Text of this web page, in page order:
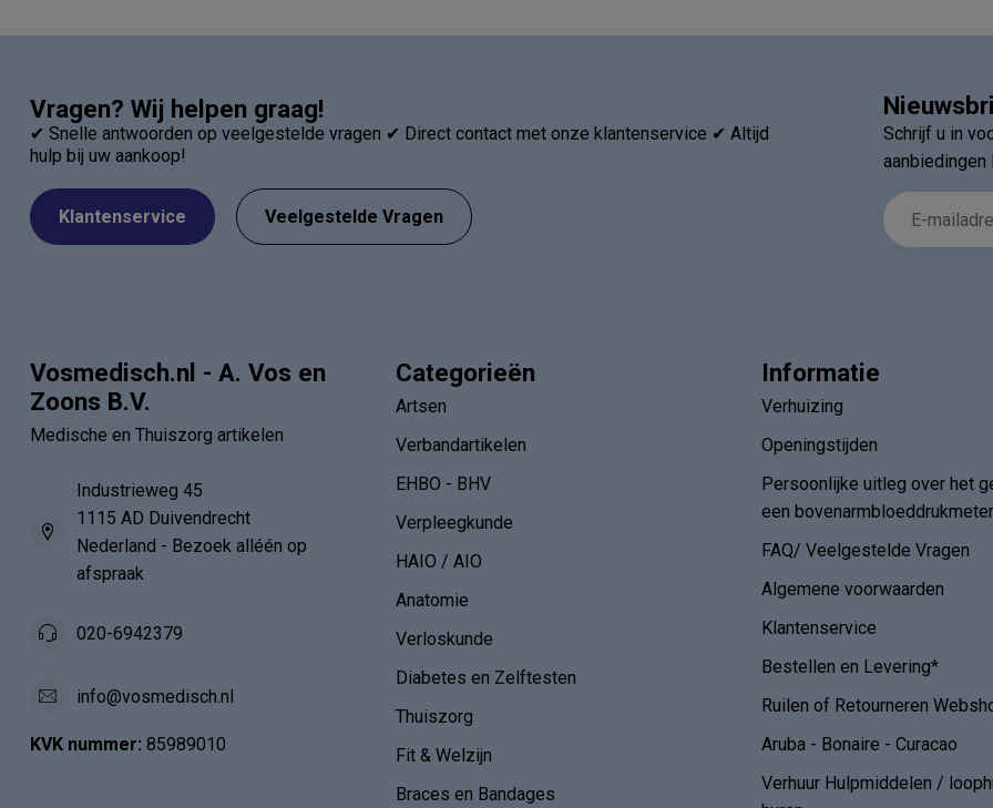
Vragen? Wij helpen graag!
✔ Snelle antwoorden op veelgestelde vragen ✔ Direct contact met onze klantenservice ✔ Altijd
hulp bij uw aankoop!
Klantenservice Veelgestelde Vragen
Schrijf u in
Vosmedisch.nl - A. Vos en
Zoons B.V.
Medische en Thuiszorg artikelen
Industrieweg 45
1115 AD Duivendrecht
Nederland - Bezoek alléén op
afspraak
020-6942379
info@vosmedisch.nl
KVK nummer: 85989010
Categorieën
Artsen
Verbandartikelen
EHBO - BHV
Verpleegkunde
HAIO / AIO
Anatomie
Verloskunde
Diabetes en Zelftesten
Thuiszorg
Fit & Welzijn
Braces en Bandages
Informatie
Verhuizing
Openingstijden
Persoonlijke uitleg over het
een bovenarmbloeddrukmeter
FAQ/ Veelgestelde Vragen
Algemene voorwaarden
Klantenservice
Bestellen en Levering*
Ruilen of Retourneren
Aruba - Bonaire - Curacao
Verhuur Hulpmiddelen /